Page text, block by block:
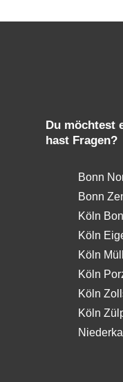
Du möchtest
hast Fragen?
Bonn
Bonn
Köln
Köln
Köln
Köln
Köln
Köln